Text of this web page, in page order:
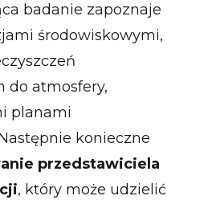
badanie zapoznaje
środowiskowymi,
do atmosfery,
planami
konieczne
przedstawiciela
, który może udzielić